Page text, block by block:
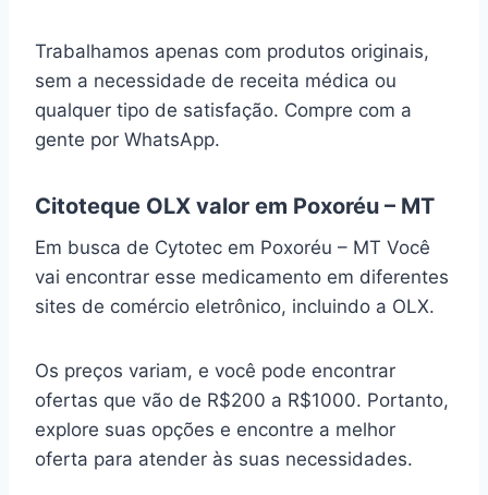
Trabalhamos apenas com produtos originais,
sem a necessidade de receita médica ou
qualquer tipo de satisfação. Compre com a
gente por WhatsApp.
Citoteque OLX valor em Poxoréu – MT
Em busca de Cytotec em Poxoréu – MT Você
vai encontrar esse medicamento em diferentes
sites de comércio eletrônico, incluindo a OLX.
Os preços variam, e você pode encontrar
ofertas que vão de R$200 a R$1000. Portanto,
explore suas opções e encontre a melhor
oferta para atender às suas necessidades.